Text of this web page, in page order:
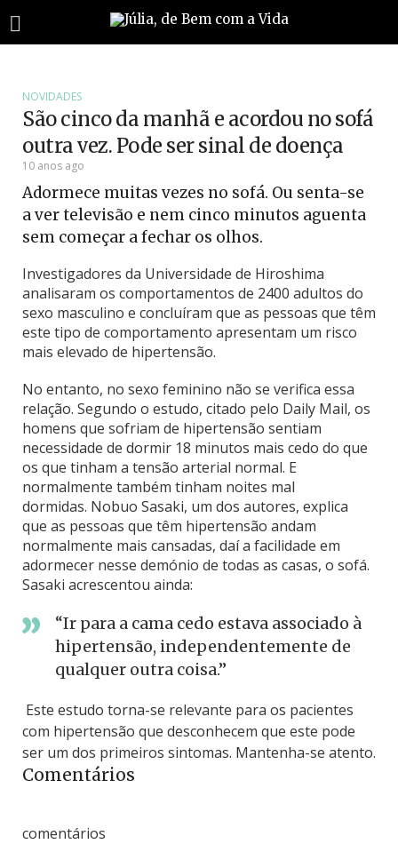
NOVIDADES
São cinco da manhã e acordou no sofá
outra vez. Pode ser sinal de doença
10 anos ago
Adormece muitas vezes no sofá. Ou senta-se
a ver televisão e nem cinco minutos aguenta
sem começar a fechar os olhos.
Investigadores da Universidade de Hiroshima
analisaram os comportamentos de 2400 adultos do
sexo masculino e concluíram que as pessoas que têm
este tipo de comportamento apresentam um risco
mais elevado de hipertensão.
No entanto, no sexo feminino não se verifica essa
relação. Segundo o estudo, citado pelo Daily Mail, os
homens que sofriam de hipertensão sentiam
necessidade de dormir 18 minutos mais cedo do que
os que tinham a tensão arterial normal. E
normalmente também tinham noites mal
dormidas. Nobuo Sasaki, um dos autores, explica
que as pessoas que têm hipertensão andam
normalmente mais cansadas, daí a facilidade em
adormecer nesse demónio de todas as casas, o sofá.
Sasaki acrescentou ainda:
“Ir para a cama cedo estava associado à
hipertensão, independentemente de
qualquer outra coisa.”
Este estudo torna-se relevante para os pacientes
com hipertensão que desconhecem que este pode
ser um dos primeiros sintomas. Mantenha-se atento.
Comentários
comentários